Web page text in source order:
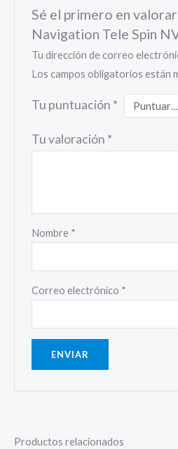
Sé el primero en
Navigation Tele Spin
Tu dirección de correo
Los campos obligatorios están
Tu puntuación *
Tu valoración *
Nombre *
Correo electrónico *
Productos relacionados